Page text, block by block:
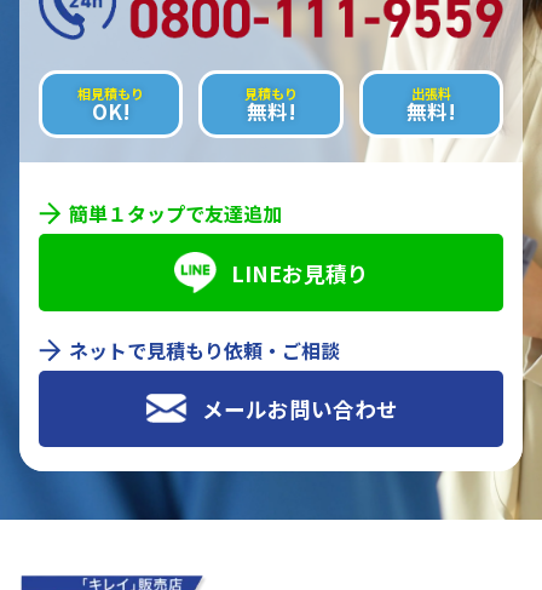
相見積もり
OK!
見積もり
無料!
出張料
無料!
簡単１タップで友達追加
LINEお見積り
ネットで見積もり依頼・ご相談
メールお問い合わせ